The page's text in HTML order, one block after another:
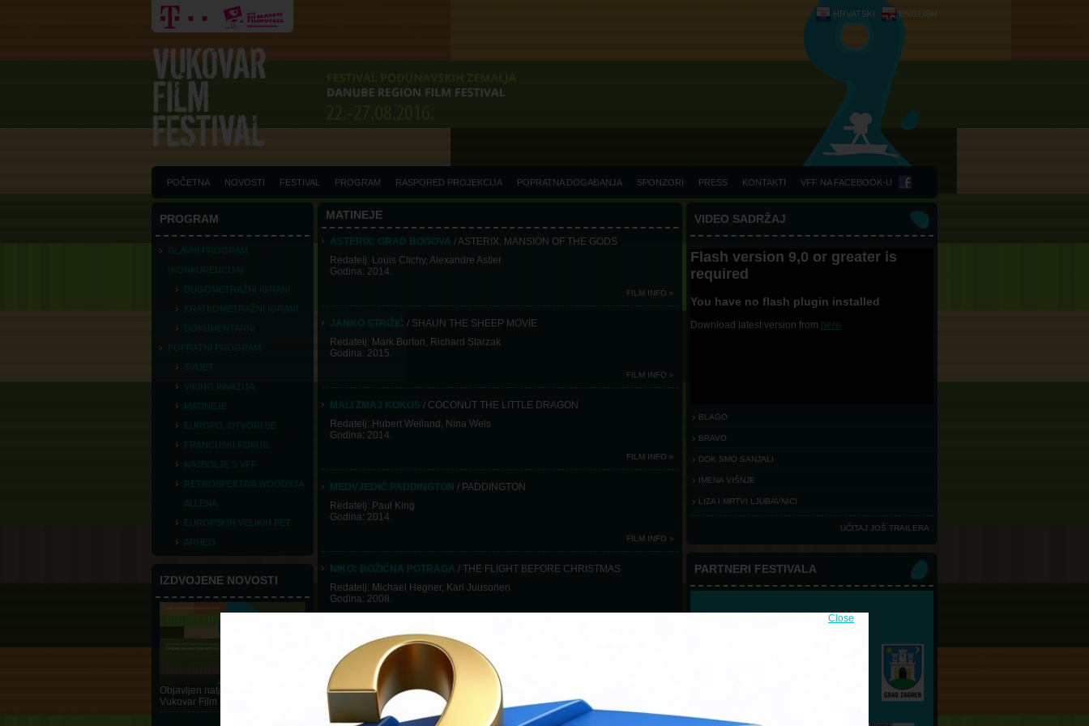
ENGLISH
HRVATSKI
POČETNA NOVOSTI FESTIVAL PROGRAM RASPORED PROJEKCIJA POPRATNA DOGAĐANJA SPONZORI PRESS KONTAKTI VFF NA FACEBOOK-U
Close
PROGRAM
GLAVNI PROGRAM
(KONKURENCIJA)
DUGOMETRAŽNI IGRANI
KRATKOMETRAŽNI IGRANI
DOKUMENTARNI
POPRATNI PROGRAM
SVIJET
VIKING INVAZIJA
MATINEJE
EUROPO, OTVORI SE
FRANCUSKI FOKUS
NAJBOLJE S VFF
RETROSPEKTIVA WOODYJA
ALLENA
EUROPSKIH VELIKIH PET
ARHEO
IZDVOJENE NOVOSTI
Objavljen natječaj za 10.
Vukovar Film Festival
MATINEJE
ASTERIX: GRAD BOGOVA / ASTERIX: MANSION OF THE GODS
Redatelj: Louis Clichy, Alexandre Astier
Godina: 2014.
FILM INFO »
JANKO STRIŽIĆ / SHAUN THE SHEEP MOVIE
Redatelj: Mark Burton, Richard Starzak
Godina: 2015.
FILM INFO »
MALI ZMAJ KOKOS / COCONUT THE LITTLE DRAGON
Redatelj: Hubert Weiland, Nina Wels
Godina: 2014.
FILM INFO »
MEDVJEDIĆ PADDINGTON / PADDINGTON
Redatelj: Paul King
Godina: 2014.
FILM INFO »
NIKO: BOŽIĆNA POTRAGA / THE FLIGHT BEFORE CHRISTMAS
Redatelj: Michael Hegner, Kari Juusonen
Godina: 2008.
PRIČA O PRINCEZI KAGUYI
/ THE TALE OF THE PRINCESS KAGUYA
Redatelj: Isao Takahata
Godina: 2013.
VIDEO SADRŽAJ
Flash version 9,0 or greater is
required
You have no flash plugin installed
Download latest version from here
BLAGO
BRAVO
DOK SMO SANJALI
IMENA VIŠNJE
LIZA I MRTVI LJUBAVNICI
UČITAJ JOŠ TRAILERA
PARTNERI FESTIVALA